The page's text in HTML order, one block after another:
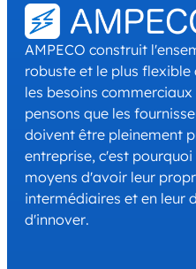
AMPECO construit
robuste et le plus
les besoins
pensons que les
doivent être pleinement
entreprise, c'est
moyens d'avoir leur
intermédiaires et en leur
d'innover.